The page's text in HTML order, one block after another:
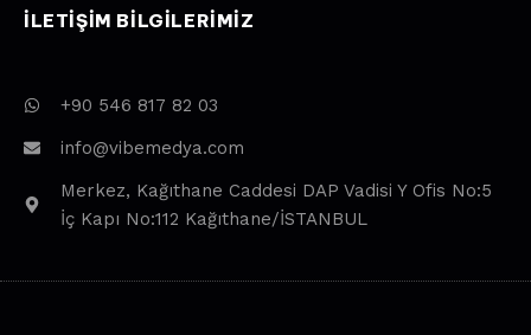
ILETIŞIM BILGILERIMIZ
+90 546 817 82 03
info@vibemedya.com
Merkez, Kağıthane Caddesi DAP Vadisi Y Ofis No:5
İç Kapı No:112 Kağıthane/İSTANBUL